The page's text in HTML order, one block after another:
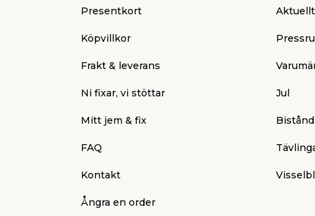
Presentkort
Köpvillkor
Frakt & leverans
Ni fixar, vi stöttar
Mitt jem & fix
FAQ
Kontakt
Ångra en order
Aktuellt
Jul